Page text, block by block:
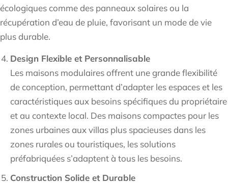
écologiques comme des panneaux solaires ou la
récupération d’eau de pluie, favorisant un mode de vie
plus durable.
Design Flexible et Personnalisable
Les maisons modulaires offrent une grande flexibilité
de conception, permettant d’adapter les espaces et les
caractéristiques aux besoins spécifiques du propriétaire
et au contexte local. Des maisons compactes pour les
zones urbaines aux villas plus spacieuses dans les
zones rurales ou touristiques, les solutions
préfabriquées s’adaptent à tous les besoins.
Construction Solide et Durable